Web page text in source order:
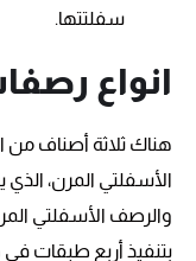
سفلتتها.
انواع
هناك ثلاثة أصناف من
الأسفلتي المرن،
والرصف الأسفلتي
بتنفيذ أربع طبقات في